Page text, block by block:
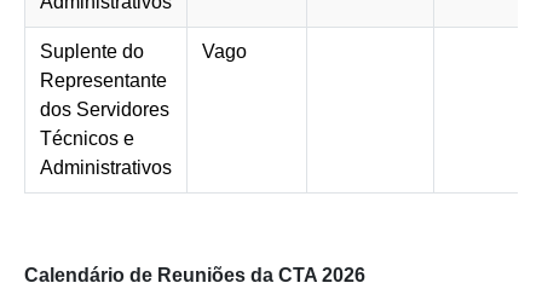
Suplente do
Representante
dos Servidores
Técnicos e
Administrativos
Vago
Calendário de Reuniões da CTA 2026